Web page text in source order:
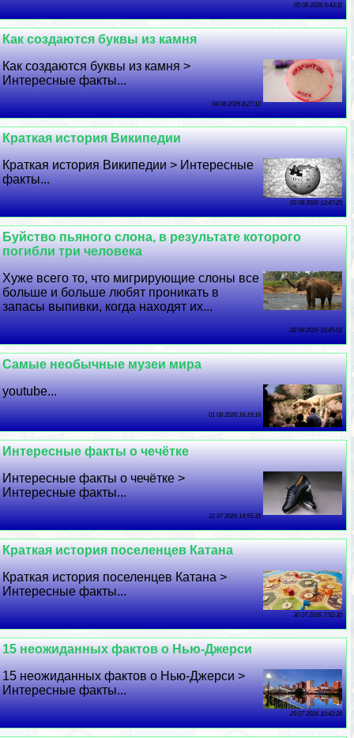
05 08 2026 5:43:11
Как создаются буквы из камня
Как создаются буквы из камня >
Интересные факты...
04 08 2026 8:27:10
Краткая история Википедии
Краткая история Википедии > Интересные
факты...
03 08 2026 13:47:25
Буйство пьяного слона, в результате которого
погибли три человека
Хуже всего то, что мигрирующие слоны все
больше и больше любят проникать в
запасы выпивки, когда находят их...
02 08 2026 10:45:51
Самые необычные музеи мира
youtube...
01 08 2026 16:19:16
Интересные факты о чечётке
Интересные факты о чечётке >
Интересные факты...
31 07 2026 14:55:35
Краткая история поселенцев Катана
Краткая история поселенцев Катана >
Интересные факты...
30 07 2026 7:52:30
15 неожиданных фактов о Нью-Джерси
15 неожиданных фактов о Нью-Джерси >
Интересные факты...
29 07 2026 10:42:28